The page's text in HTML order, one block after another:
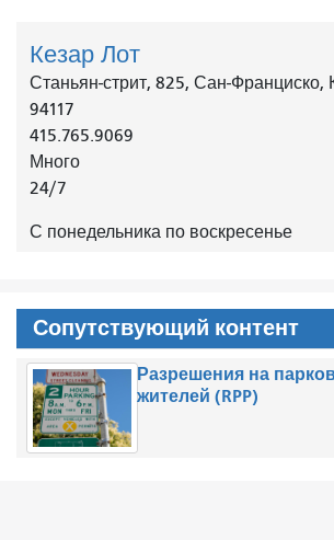
Кезар Лот
Станьян-стрит, 825, Сан-Франциско,
94117
415.765.9069
Много
24/7
С понедельника по воскресенье
Сопутствующий контент
Разрешения на
жителей (RPP)